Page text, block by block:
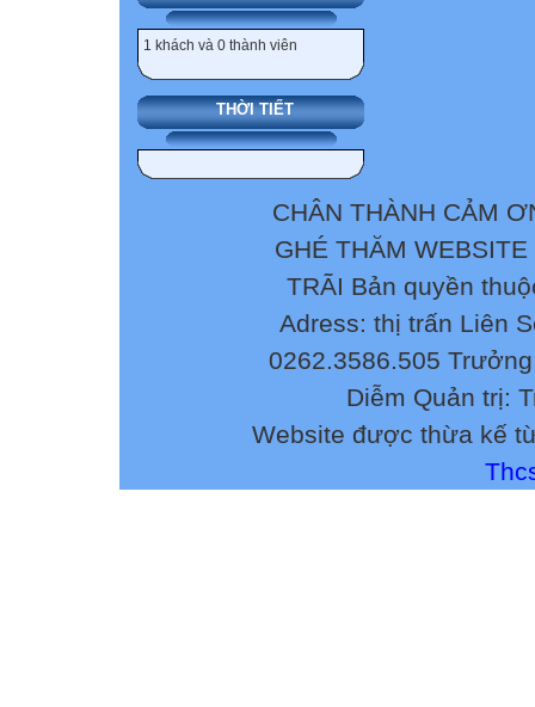
1 khách và 0 thành viên
THỜI TIẾT
CHÂN THÀNH CẢM
GHÉ THĂM
TRÃI Bản quyền
Adress: thị trấn Liên
0262.3586.505
Diễm Quản trị:
Website được thừa kế